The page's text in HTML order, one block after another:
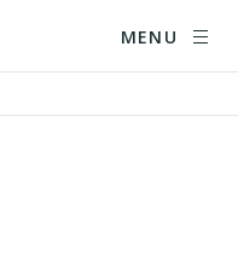
MENU